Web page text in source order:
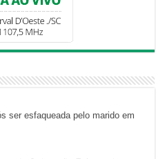
ser esfaqueada pelo marido em